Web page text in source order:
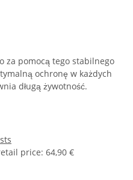
za pomocą tego stabilnego
ochronę w każdych
długą żywotność.
price: 64,90 €